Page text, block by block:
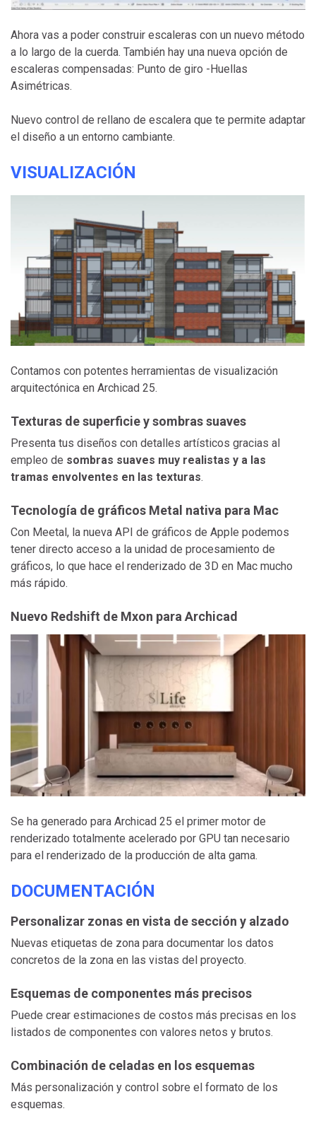
Ahora vas a poder construir escaleras con un nuevo método
a lo largo de la cuerda. También hay una nueva opción de
escaleras compensadas: Punto de giro -Huellas
Asimétricas.
Nuevo control de rellano de escalera que te permite adaptar
el diseño a un entorno cambiante.
VISUALIZACIÓN
Contamos con potentes herramientas de visualización
arquitectónica en Archicad 25.
Texturas de superficie y sombras suaves
Presenta tus diseños con detalles artísticos gracias al
empleo de sombras suaves muy realistas y a las
tramas envolventes en las texturas.
Tecnología de gráficos Metal nativa para Mac
Con Meetal, la nueva API de gráficos de Apple podemos
tener directo acceso a la unidad de procesamiento de
gráficos, lo que hace el renderizado de 3D en Mac mucho
más rápido.
Nuevo Redshift de Mxon para Archicad
Se ha generado para Archicad 25 el primer motor de
renderizado totalmente acelerado por GPU tan necesario
para el renderizado de la producción de alta gama.
DOCUMENTACIÓN
Personalizar zonas en vista de sección y alzado
Nuevas etiquetas de zona para documentar los datos
concretos de la zona en las vistas del proyecto.
Esquemas de componentes más precisos
Puede crear estimaciones de costos más precisas en los
listados de componentes con valores netos y brutos.
Combinación de celadas en los esquemas
Más personalización y control sobre el formato de los
esquemas.